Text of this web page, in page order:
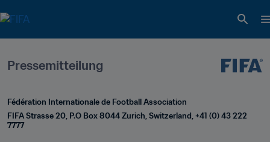
Pressemitteilung
Fédération Internationale de Football Association
FIFA Strasse 20, P.O Box 8044 Zurich, Switzerland, +41 (0) 43 222
7777